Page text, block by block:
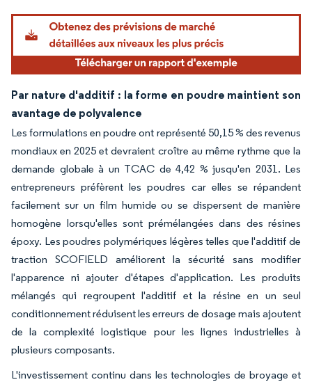
Par nature d'additif : la forme en poudre maintient son
avantage de polyvalence
Les formulations en poudre ont représenté 50,15 % des revenus
mondiaux en 2025 et devraient croître au même rythme que la
demande globale à un TCAC de 4,42 % jusqu'en 2031. Les
entrepreneurs préfèrent les poudres car elles se répandent
facilement sur un film humide ou se dispersent de manière
homogène lorsqu'elles sont prémélangées dans des résines
époxy. Les poudres polymériques légères telles que l'additif de
traction SCOFIELD améliorent la sécurité sans modifier
l'apparence ni ajouter d'étapes d'application. Les produits
mélangés qui regroupent l'additif et la résine en un seul
conditionnement réduisent les erreurs de dosage mais ajoutent
de la complexité logistique pour les lignes industrielles à
plusieurs composants.
L'investissement continu dans les technologies de broyage et